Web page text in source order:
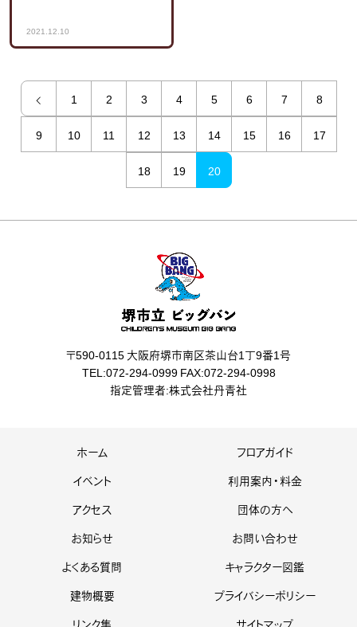
2021.12.10
1 2 3 4 5 6 7 8
9 10 11 12 13 14 15 16 17
18 19 20
〒590-0115 大阪府堺市南区茶山台1丁9番1号
TEL:072-294-0999 FAX:072-294-0998
指定管理者:株式会社丹青社
ホーム
フロアガイド
イベント
利用案内・料金
アクセス
団体の方へ
お知らせ
お問い合わせ
よくある質問
キャラクター図鑑
建物概要
プライバシーポリシー
リンク集
サイトマップ